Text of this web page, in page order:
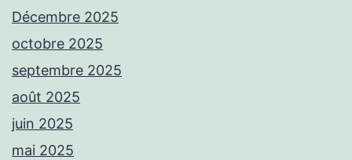
Décembre 2025
octobre 2025
septembre 2025
août 2025
juin 2025
mai 2025